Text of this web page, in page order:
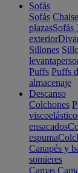
Sofás
Sofás
plazasSofás
exterior
Sillones
Puffs Puffs
almacenaje
Descanso
Colchones
ensacados
espuma
Canapés y
somieres
Camas